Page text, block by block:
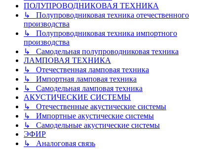
ПОЛУПРОВОДНИКОВАЯ ТЕХНИКА
↳ Полупроводниковая техника отечественного
производства
↳ Полупроводниковая техника импортного
производства
↳ Самодельная полупроводниковая техника
ЛАМПОВАЯ ТЕХНИКА
↳ Отечественная ламповая техника
↳ Импортная ламповая техника
↳ Самодельная ламповая техника
АКУСТИЧЕСКИЕ СИСТЕМЫ
↳ Отечественные акустические системы
↳ Импортные акустические системы
↳ Самодельные акустические системы
ЭФИР
↳ Аналоговая связь